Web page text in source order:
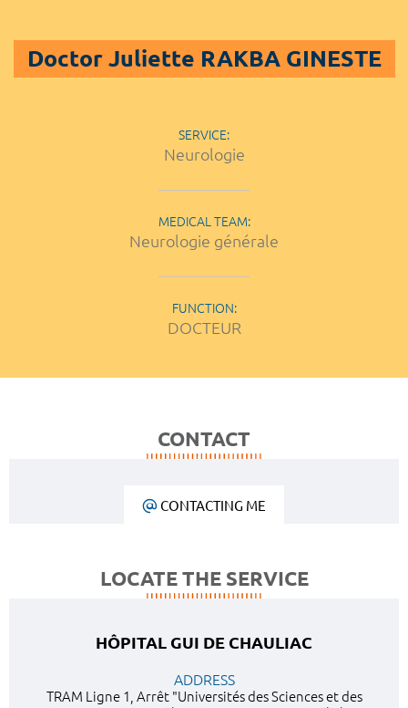
Doctor Juliette RAKBA GINESTE
SERVICE:
Neurologie
MEDICAL TEAM:
Neurologie générale
FUNCTION:
DOCTEUR
CONTACT
CONTACTING ME
LOCATE THE SERVICE
HÔPITAL GUI DE CHAULIAC
ADDRESS
TRAM Ligne 1, Arrêt "Universités des Sciences et des